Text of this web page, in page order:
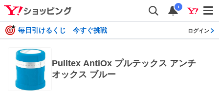
i
毎日引けるくじ 今すぐ挑戦 ログイン
Pulltex AntiOx プルテックス アンチ
オックス ブルー